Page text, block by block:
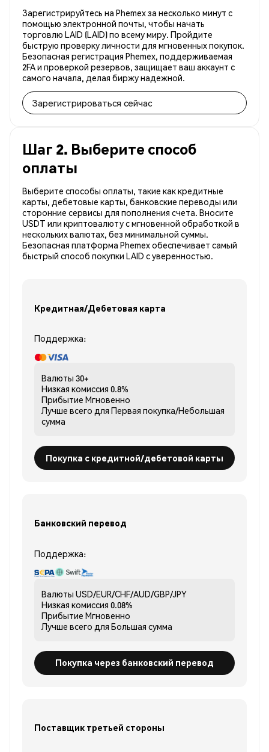
Зарегистрируйтесь на Phemex за несколько минут с
помощью электронной почты, чтобы начать
торговлю LAID (LAID) по всему миру. Пройдите
быструю проверку личности для мгновенных покупок.
Безопасная регистрация Phemex, поддерживаемая
2FA и проверкой резервов, защищает ваш аккаунт с
самого начала, делая биржу надежной.
Зарегистрироваться сейчас
Шаг 2. Выберите способ
оплаты
Выберите способы оплаты, такие как кредитные
карты, дебетовые карты, банковские переводы или
сторонние сервисы для пополнения счета. Вносите
USDT или криптовалюту с мгновенной обработкой в
нескольких валютах, без минимальной суммы.
Безопасная платформа Phemex обеспечивает самый
быстрый способ покупки LAID с уверенностью.
Кредитная/Дебетовая карта
Поддержка:
Валюты 30+
Низкая комиссия 0.8%
Прибытие Мгновенно
Лучше всего для Первая покупка/Небольшая
сумма
Покупка с кредитной/дебетовой карты
Банковский перевод
Поддержка:
Валюты USD/EUR/CHF/AUD/GBP/JPY
Низкая комиссия 0.08%
Прибытие Мгновенно
Лучше всего для Большая сумма
Покупка через банковский перевод
Поставщик третьей стороны